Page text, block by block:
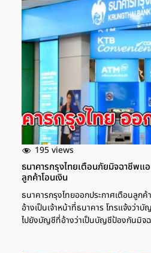
195 views
ธนาคารกรุงไทยเตือนภัยมิจฉาชีพ
ลูกค้าโอนเงิน
ธนาคารกรุงไทยออกประกาศเตือนลูก
อ้างเป็นเจ้าหน้าที่ธนาคาร โทรแจ้งว่า
ไปยังบัญชีที่อ้างว่าเป็นบัญชีป้องกันมิจ